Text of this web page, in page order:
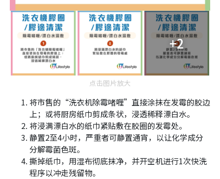
+2
点击图片放大
将市售的“洗衣机除霉啫喱”直接涂抹在发霉的胶边
上；或将厨房纸巾剪成条状，浸透稀释漂白水。
将浸满漂白水的纸巾紧贴敷在胶圈的发霉处。
静置2至4小时，严重者可静置通宵，以让化学成分
分解霉菌色斑。
撕掉纸巾，用湿布彻底抹净，并开空机进行1次快洗
程序以冲走残留物。